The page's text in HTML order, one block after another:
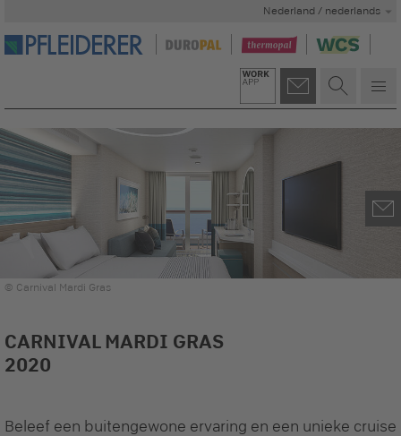
Nederland / nederlands
© Carnival Mardi Gras
CARNIVAL MARDI GRAS
2020
Beleef een buitengewone ervaring en een unieke cruise